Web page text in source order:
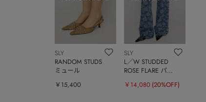
SLY
RANDOM STUDS
ミュール
￥15,400
SLY
L／W STUDDED
ROSE FLARE パン
￥14,080 (20%OFF)